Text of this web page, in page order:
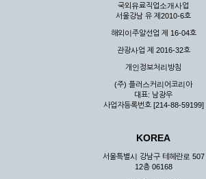
국외유료직업소개사업
서울강남 유 제2010-6호
해외이주알선업 제 16-04호
관광사업 제 2016-32호
개인정보처리방침
(주) 플러스커리어코리아
대표: 남광우
사업자등록번호 [214-88-59199]
KOREA
서울특별시 강남구 테헤란로 507
12층 06168